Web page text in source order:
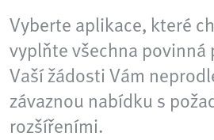
Vyberte aplikace, které
vyplňte všechna povinná
Vaší žádosti Vám
závaznou nabídku s
rozšířeními.